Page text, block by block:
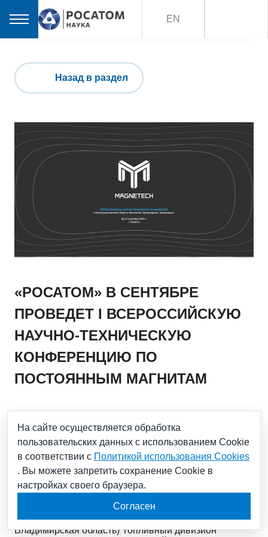
EN
Назад в раздел
«РОСАТОМ» В СЕНТЯБРЕ
ПРОВЕДЕТ I ВСЕРОССИЙСКУЮ
НАУЧНО-ТЕХНИЧЕСКУЮ
КОНФЕРЕНЦИЮ ПО
ПОСТОЯННЫМ МАГНИТАМ
На ней представители государства,
производственных площадок, науки и бизнеса
обсудят пути развития самой быстрорастущей
отрасли в России
25-27 сентября в СК «Суздаль Арена» (г. Суздаль,
Владимирская область) Топливный дивизион
На сайте осуществляется обработка
пользовательских данных с использованием Cookie
в соответствии с Политикой использования Cookies
. Вы можете запретить сохранение Cookie в
настройках своего браузера.
Согласен